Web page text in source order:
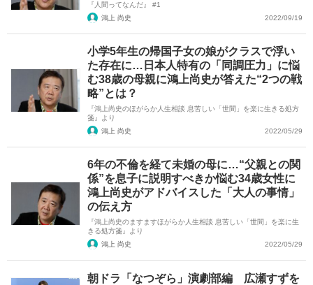
『人間ってなんだ』 #1
鴻上 尚史
2022/09/19
小学5年生の帰国子女の娘がクラスで浮い
た存在に…日本人特有の「同調圧力」に悩
む38歳の母親に鴻上尚史が答えた“2つの戦
略”とは？
『鴻上尚史のほがらか人生相談 息苦しい「世間」を楽に生きる処方
箋』より
鴻上 尚史
2022/05/29
6年の不倫を経て未婚の母に…“父親との関
係”を息子に説明すべきか悩む34歳女性に
鴻上尚史がアドバイスした「大人の事情」
の伝え方
『鴻上尚史のますますほがらか人生相談 息苦しい「世間」を楽に生
きる処方箋』より
鴻上 尚史
2022/05/29
朝ドラ「なつぞら」演劇部編 広瀬すずを